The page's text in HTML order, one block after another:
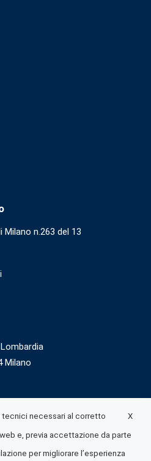
Milano n.263 del 13
Milano
X
necessari al corretto
e, previa accettazione da parte
per migliorare l’esperienza